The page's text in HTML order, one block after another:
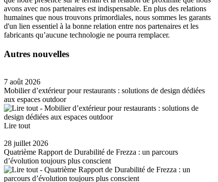
avons avec nos partenaires est indispensable. En plus des relations
humaines que nous trouvons primordiales, nous sommes les garants
d'un lien essentiel à la bonne relation entre nos partenaires et les
fabricants qu’aucune technologie ne pourra remplacer.
Autres nouvelles
7 août 2026
Mobilier d’extérieur pour restaurants : solutions de design dédiées
aux espaces outdoor
Lire tout
28 juillet 2026
Quatrième Rapport de Durabilité de Frezza : un parcours
d’évolution toujours plus conscient